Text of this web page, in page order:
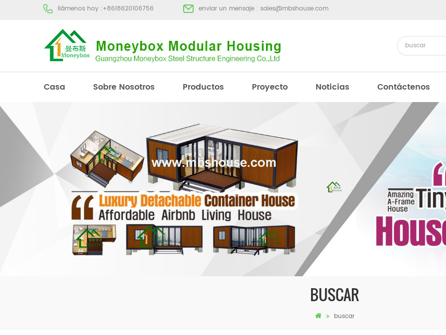
llámenos hoy :+8618620106756 enviar un mensaje : sales@mbshouse.com
Casa Sobre Nosotros Productos Proyecto Noticias Contáctenos
BUSCAR
buscar